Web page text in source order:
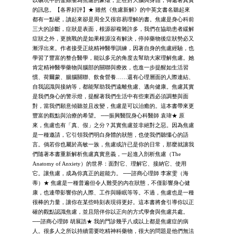
的訊息。【各界好評】★ 雖然《焦慮新解》的中英文書名聽起來
都有一點硬，讀起來卻是周全又很容易理解的書。焦慮是身心科前
三大的診斷，症狀是表面，根源卻複雜許多，我們在協助患者緩解
症狀之外，更挑戰的是如果根源沒有解決，停掉藥物後症狀勢必又
漸浮出來。作者接受正統精神醫學訓練，因著自身的焦慮經驗，也
學習了豐富的整合醫學，能以多元的角度去幫助大家理解焦慮。她
肯定精神醫學藥物與腦部的關聯與療效，也進一步提醒如生活習
慣、荷爾蒙、腸腦關聯、飲食營養……還有心理層面的人際連結、
自我認識與接納等，都能幫助我們遠離焦慮、邁向健康。焦慮其實
是我們身心的警示燈，提醒著我們生活中有些東西必須調整與面
對，當我們願意傾聽並且改變，焦慮是可以治癒的。這本書帶來更
豐富的觀點與治療的希望。 ──振興醫院身心科醫師 袁瑋★ 原
來，焦慮也有「真、假」之分？其實焦慮並非絕對之惡。因為焦慮
是一種邀請，它引領我們明白身體的狀態，也使我們聽懂心的語
言。倘若你也屬於高敏一族，焦慮或許已是你的日常，那麼就讓我
們隨著本書重新解析焦慮真實意義，一起進入剖析焦慮（The
Anatomy of Anxiety）的世界：面對它、理解它、接納它、使用
它。讓焦慮，成為你真正的超能力。 ──諮商心理師 李家雯（海
蒂）★ 焦慮是一種普遍但令人難受的內在狀態，不僅影響身心健
康，也連帶影響你的人際、工作與睡眠等等。不過，焦慮也是一種
很棒的力量，讓你在某些時刻表現得更好。這本書將會引導你以正
確的觀點認識焦慮，並且陪伴你以正向的方式學會與焦慮共處。
──諮商心理師 胡展誥★ 我的門診幾乎八成以上都是焦慮症的病
人。很多人之所以持續需要吃精神科藥物，很大的問題是他們無法